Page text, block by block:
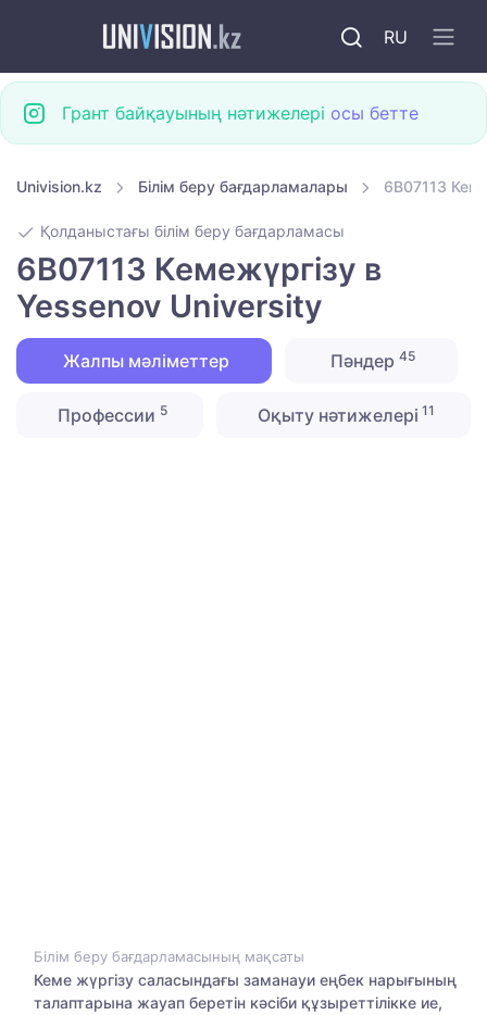
RU
Грант байқауының нәтижелері осы бетте
Univision.kz Білім беру бағдарламалары 6B07113
Қолданыстағы білім беру бағдарламасы
6B07113 Кемежүргізу в
Yessenov University
Жалпы мәліметтер Пәндер45
Профессии 5 Оқыту нәтижелері 11
Білім беру бағдарламасының мақсаты
Кеме жүргізу саласындағы заманауи еңбек нарығының
талаптарына жауап беретін кәсіби құзыреттілікке ие,